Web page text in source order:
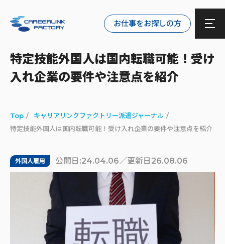
お仕事をお探しの方
特定技能外国人は国内転職可能！受け
入れ企業の要件や注意点を紹介
Top
キャリアリンクファクトリー派遣ジャーナル
特定技能外国人は国内転職可能！受け入れ企業の要件や注意点を紹介
外国人雇用 公開日:24.04.06／更新日26.08.06